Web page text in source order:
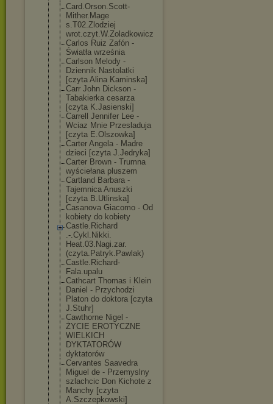
Card.Orson.Scott-
Mither.Mage
s.T02.Zlodziej
wrot.czyt.W.Zo ladkowicz
Carlos Ruiz Zafón -
Światła września
Carlson Melody -
Dziennik Nastolatki
[czyta Alina Kaminska]
Carr John Dickson -
Tabakierka cesarza
[czyta K.Jasienski]
Carrell Jennifer Lee -
Wciaz Mnie Przesladuja
[czyta E.Olszowka]
Carter Angela - Madre
dzieci [czyta J.Jedryka]
Carter Brown - Trumna
wyściełana pluszem
Cartland Barbara -
Tajemnica Anuszki
[czyta B.Utlinska]
Casanova Giacomo - Od
kobiety do kobiety
Castle.Richard
.-.Cykl.Nikki.
Heat.03.Nagi.zar.
(czyta.Patryk.Pawlak)
Castle.Richard-
Fala.upalu
Cathcart Thomas i Klein
Daniel - Przychodzi
Platon do doktora [czyta
J.Stuhr]
Cawthorne Nigel -
ŻYCIE EROTYCZNE
WIELKICH
DYKTATORÓW
dyktatorów
Cervantes Saavedra
Miguel de - Przemyslny
szlachcic Don Kichote z
Manchy [czyta
A.Szczepkowski]